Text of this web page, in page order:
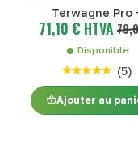
Terwagne Pro
71,10 € HTVA
Disponible
(5)
Ajouter au